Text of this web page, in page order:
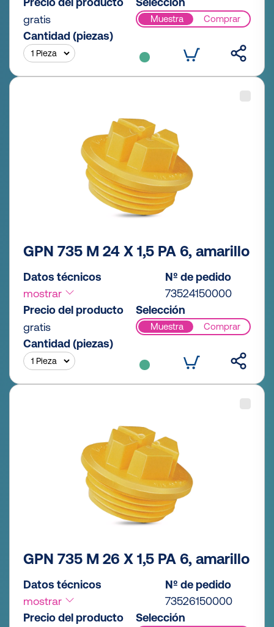
gratis
Muestra Comprar
Cantidad (piezas)
GPN 735 M 24 X 1,5 PA 6, amarillo
Datos técnicos
mostrar
Nº de pedido
73524150000
Precio del producto
gratis
Selección
Muestra Comprar
Cantidad (piezas)
GPN 735 M 26 X 1,5 PA 6, amarillo
Datos técnicos
mostrar
Nº de pedido
73526150000
Precio del producto
Selección